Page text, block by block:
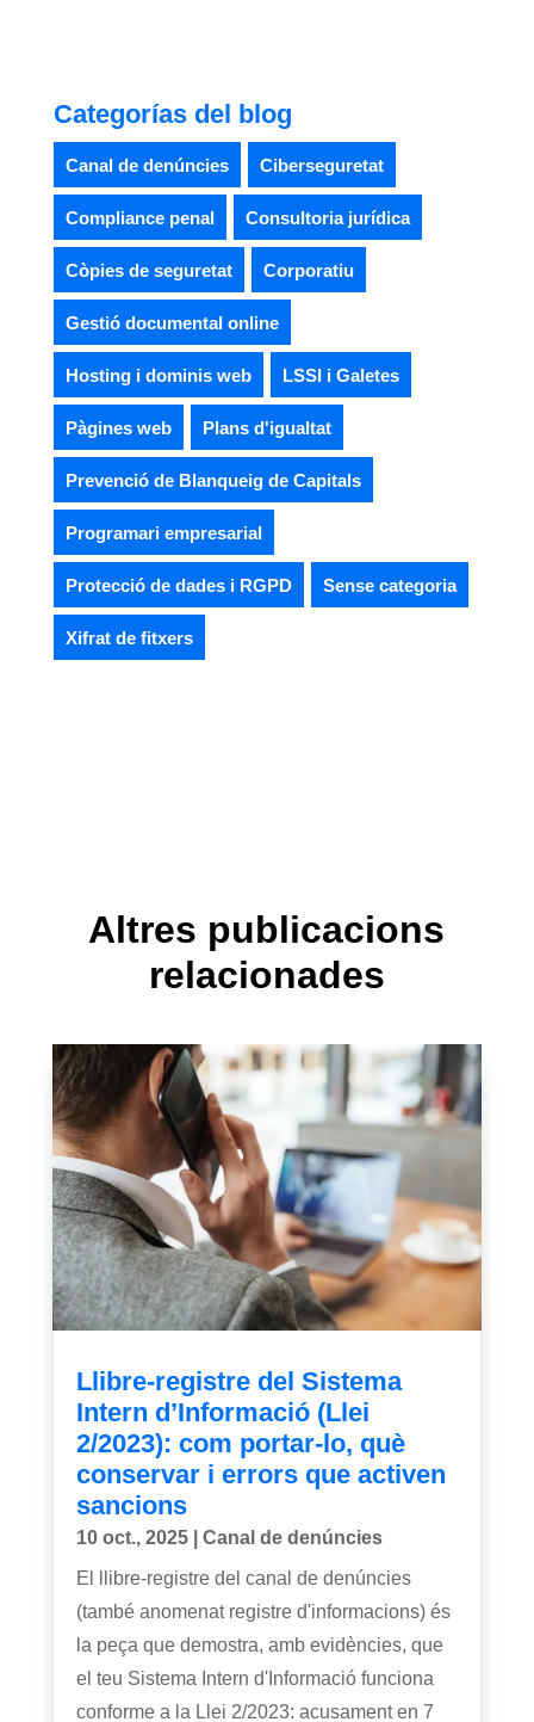
Categorías del blog
Canal de denúncies Ciberseguretat
Compliance penal Consultoria jurídica
Còpies de seguretat Corporatiu
Gestió documental online
Hosting i dominis web LSSI i Galetes
Pàgines web Plans d'igualtat
Prevenció de Blanqueig de Capitals
Programari empresarial
Protecció de dades i RGPD Sense categoria
Xifrat de fitxers
Altres publicacions
relacionades
Llibre-registre del Sistema
Intern d’Informació (Llei
2/2023): com portar-lo, què
conservar i errors que activen
sancions
10 oct., 2025| Canal de denúncies
El llibre-registre del canal de denúncies
(també anomenat registre d'informacions) és
la peça que demostra, amb evidències, que
el teu Sistema Intern d'Informació funciona
conforme a la Llei 2/2023: acusament en 7